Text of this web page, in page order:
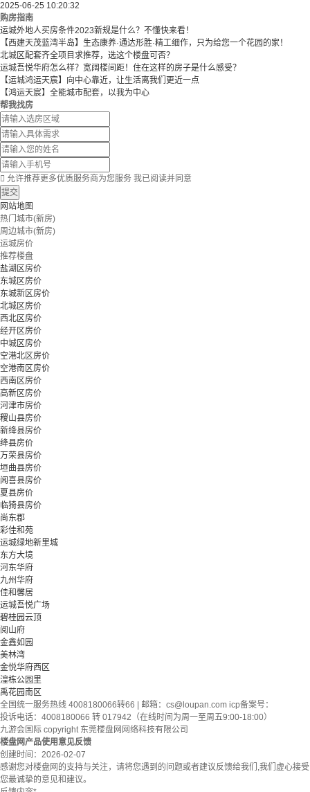
2025-06-25 10:20:32
购房指南
运城外地人买房条件2023新规是什么？不懂快来看！
【西建天茂蓝湾半岛】生态康养·通达形胜·精工细作，只为给您一个花园的家！
北城区配套齐全项目求推荐，选这个楼盘可否？
运城吾悦华府怎么样？宽阔楼间距！住在这样的房子是什么感受？
【运城鸿运天宸】向中心靠近，让生活离我们更近一点
【鸿运天宸】全能城市配套，以我为中心
帮我找房
 允许推荐更多优质服务商为您服务 我已阅读并同意
提交
网站地图
热门城市(新房)
周边城市(新房)
运城房价
推荐楼盘
盐湖区房价
东城区房价
东城新区房价
北城区房价
西北区房价
经开区房价
中城区房价
空港北区房价
空港南区房价
西南区房价
高新区房价
河津市房价
稷山县房价
新绛县房价
绛县房价
万荣县房价
垣曲县房价
闻喜县房价
夏县房价
临猗县房价
尚东郡
彩佳和苑
运城绿地新里城
东方大境
河东华府
九州华府
佳和馨居
运城吾悦广场
碧桂园云顶
阅山府
金鑫如园
美林湾
金悦华府西区
湟栋公园里
禹花园南区
全国统一服务热线 4008180066转66 | 邮箱： cs@loupan.com icp备案号：
投诉电话：4008180066 转 017942（在线时间为周一至周五9:00-18:00）
九游会国际 copyright 东莞楼盘网网络科技有限公司
楼盘网产品使用意见反馈
创建时间： 2026-02-07
感谢您对楼盘网的支持与关注，请将您遇到的问题或者建议反馈给我们,我们虚心接受
您最诚挚的意见和建议。